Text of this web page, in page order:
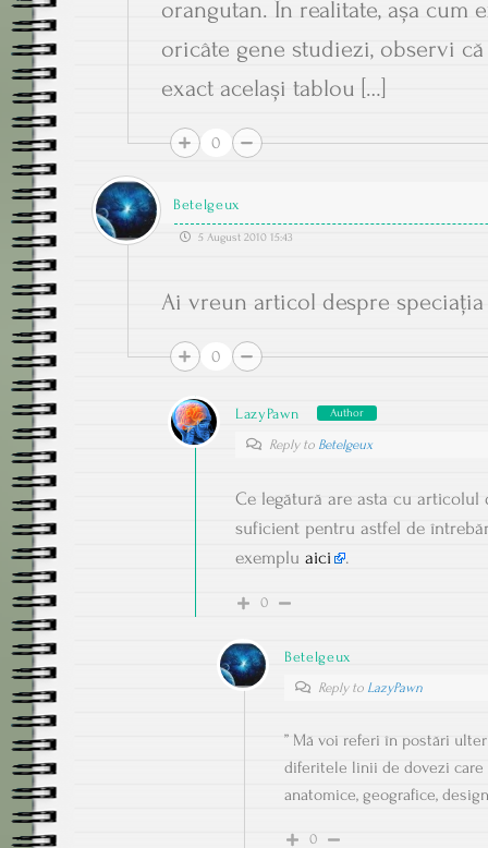
orangutan. În realitate, așa cum
oricâte gene studiezi, observi
exact același tablou […]
0
Betelgeux
5 August 2010 15:43
Ai vreun articol despre
0
LazyPawn Author
Reply to Betelgeux
Ce legătură are asta cu articolul
suficient pentru astfel de
exemplu aici .
0
Betelgeux
Reply to LazyPawn
” Mă voi referi în postări
diferitele linii de dovezi care
anatomice, geografice,
0